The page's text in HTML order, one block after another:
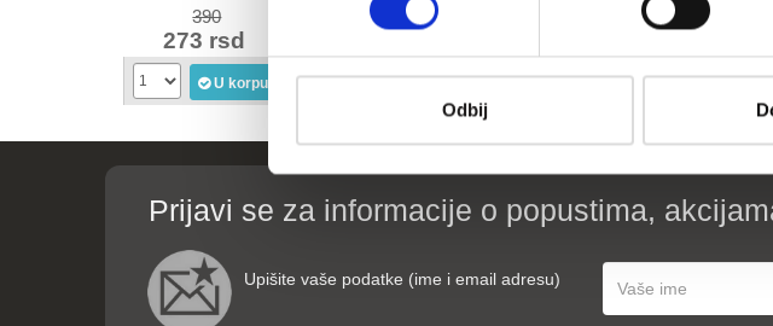
Odbij
RX JR5622
273 rsd
390
U korpu
1.590
LKW-1231
3.890
Prijavi se za informacije o popustima,
Upišite vaše podatke (ime i email adresu)